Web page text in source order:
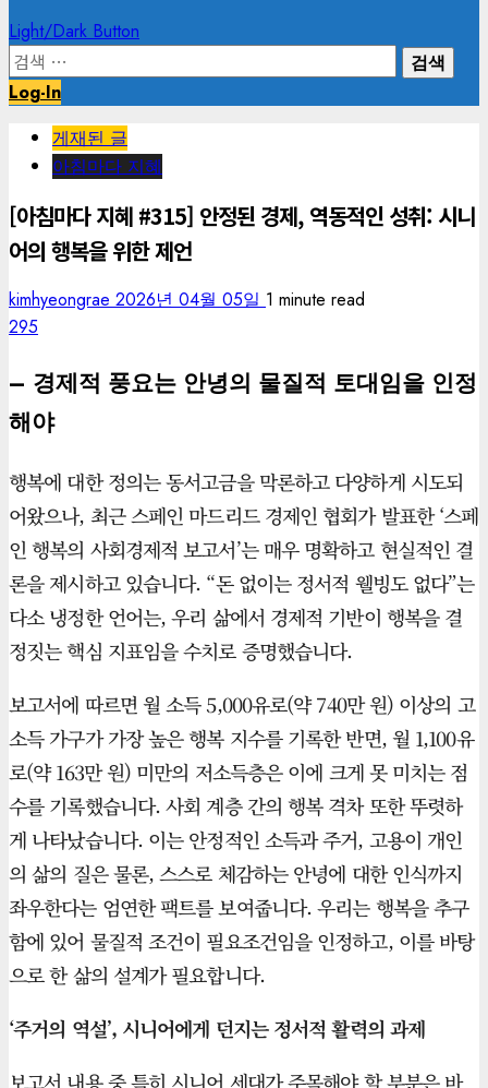
Light/Dark Button
검
색:
Log-In
게재된 글
아침마다 지혜
[아침마다 지혜 #315] 안정된 경제, 역동적인 성취: 시니
어의 행복을 위한 제언
kimhyeongrae 2026년 04월 05일 1 minute read
295
– 경제적 풍요는 안녕의 물질적 토대임을 인정
해야
행복에 대한 정의는 동서고금을 막론하고 다양하게 시도되
어왔으나, 최근 스페인 마드리드 경제인 협회가 발표한 ‘스페
인 행복의 사회경제적 보고서’는 매우 명확하고 현실적인 결
론을 제시하고 있습니다. “돈 없이는 정서적 웰빙도 없다”는
다소 냉정한 언어는, 우리 삶에서 경제적 기반이 행복을 결
정짓는 핵심 지표임을 수치로 증명했습니다.
보고서에 따르면 월 소득 5,000유로(약 740만 원) 이상의 고
소득 가구가 가장 높은 행복 지수를 기록한 반면, 월 1,100유
로(약 163만 원) 미만의 저소득층은 이에 크게 못 미치는 점
수를 기록했습니다. 사회 계층 간의 행복 격차 또한 뚜렷하
게 나타났습니다. 이는 안정적인 소득과 주거, 고용이 개인
의 삶의 질은 물론, 스스로 체감하는 안녕에 대한 인식까지
좌우한다는 엄연한 팩트를 보여줍니다. 우리는 행복을 추구
함에 있어 물질적 조건이 필요조건임을 인정하고, 이를 바탕
으로 한 삶의 설계가 필요합니다.
‘주거의 역설’, 시니어에게 던지는 정서적 활력의 과제
보고서 내용 중 특히 시니어 세대가 주목해야 할 부분은 바